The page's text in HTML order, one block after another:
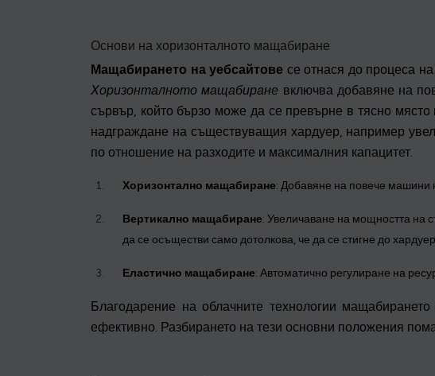
Основи на хоризонталното мащабиране
Мащабирането на уебсайтове се отнася до процеса
Хоризонталното мащабиране включва добавяне на
сървър, който бързо може да се превърне в тясно място
надграждане на съществуващия хардуер, например
по отношение на разходите и максималния капацитет.
Хоризонтално мащабиране: Добавяне на повече машини
Вертикално мащабиране: Увеличаване на мощността на
да се осъществи само дотолкова, че да се стигне до
Еластично мащабиране: Автоматично регулиране на
Благодарение на облачните технологии
ефективно. Разбирането на тези основни положения